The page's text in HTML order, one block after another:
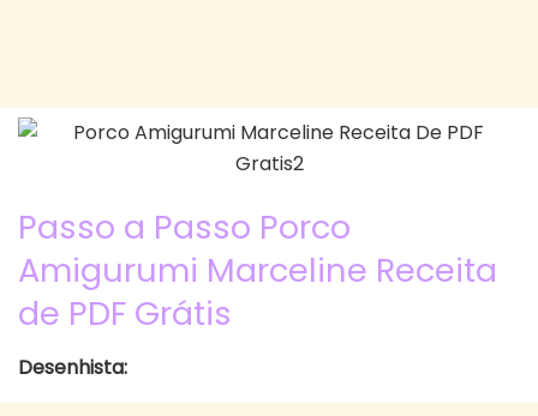
Passo a Passo Porco
Amigurumi Marceline Receita
de PDF Grátis
Desenhista: